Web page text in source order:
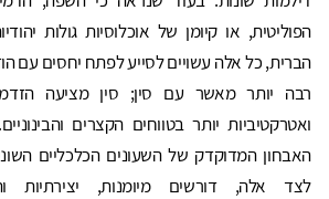
הפוליטית, או קיומן של אוכלוסיות גולות
הברית, כל אלה עשויים לסייע לפתח יחסים עם
רבה יותר מאשר עם סין; סין מציעה
ואטרקטיביות יותר בטווחים הקצרים
האבחון המדוקדק של השעונים הכלכליים
לצד אלה, דורשים מיומנות, יצירתיות